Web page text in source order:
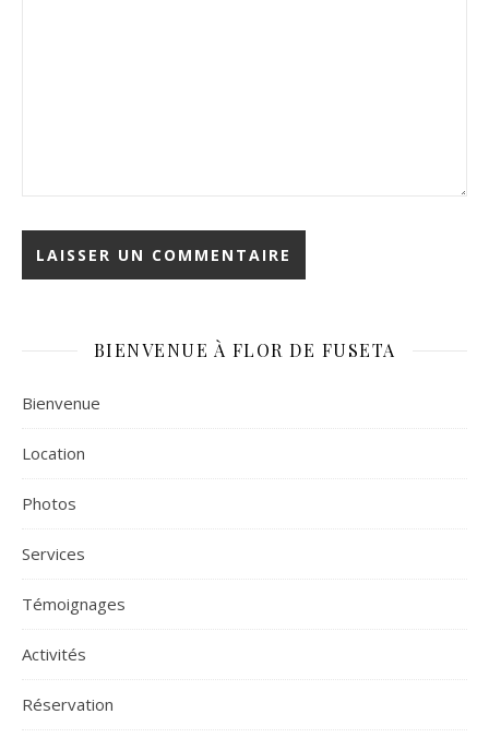
BIENVENUE À FLOR DE FUSETA
Bienvenue
Location
Photos
Services
Témoignages
Activités
Réservation